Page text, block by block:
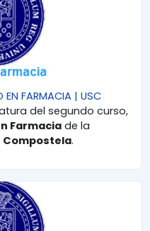
FARMACIA | USC
del segundo curso,
Farmacia de la
Compostela.
FARMACIA | USC